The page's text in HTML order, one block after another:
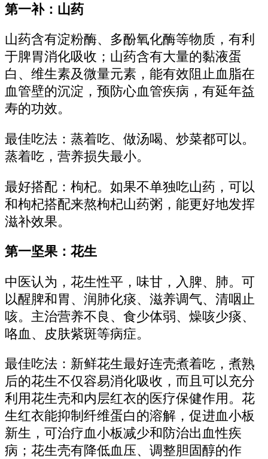
第一补：山药
山药含有淀粉酶、多酚氧化酶等物质，有利
于脾胃消化吸收；山药含有大量的黏液蛋
白、维生素及微量元素，能有效阻止血脂在
血管壁的沉淀，预防心血管疾病，有延年益
寿的功效。
最佳吃法：蒸着吃、做汤喝、炒菜都可以。
蒸着吃，营养损失最小。
最好搭配：枸杞。如果不单独吃山药，可以
和枸杞搭配来熬枸杞山药粥，能更好地发挥
滋补效果。
第一坚果：花生
中医认为，花生性平，味甘，入脾、肺。可
以醒脾和胃、润肺化痰、滋养调气、清咽止
咳。主治营养不良、食少体弱、燥咳少痰、
咯血、皮肤紫斑等病症。
最佳吃法：新鲜花生最好连壳煮着吃，煮熟
后的花生不仅容易消化吸收，而且可以充分
利用花生壳和内层红衣的医疗保健作用。花
生红衣能抑制纤维蛋白的溶解，促进血小板
新生，可治疗血小板减少和防治出血性疾
病；花生壳有降低血压、调整胆固醇的作